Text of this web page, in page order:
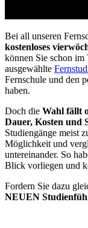
Bei all unseren
kostenloses
können Sie schon im
ausgewählte
Fernschule und den
haben.
Doch die Wahl fällt
Dauer, Kosten und
Studiengänge meist
Möglichkeit und
untereinander. So
Blick vorliegen und
Fordern Sie dazu
NEUEN